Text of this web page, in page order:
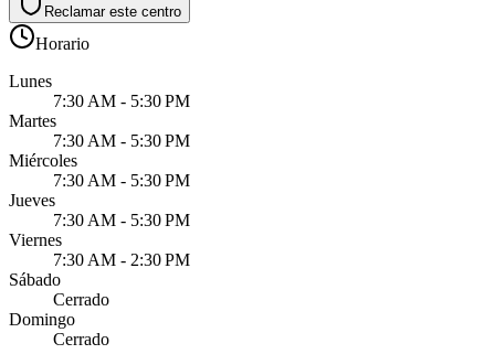
Reclamar este centro
Horario
Lunes
7:30 AM - 5:30 PM
Martes
7:30 AM - 5:30 PM
Miércoles
7:30 AM - 5:30 PM
Jueves
7:30 AM - 5:30 PM
Viernes
7:30 AM - 2:30 PM
Sábado
Cerrado
Domingo
Cerrado